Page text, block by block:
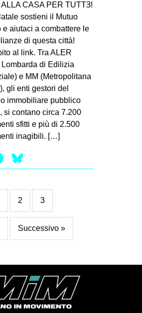
ALLA CASA PER TUTTꞫ!
sostieni il Mutuo
e aiutaci a combattere le
di questa città!
al link. Tra ALER
di Edilizia
e MM (Metropolitana
gli enti gestori del
immobiliare pubblico
si contano circa 7.200
sfitti e più di 2.500
inagibili. […]
Facebook
2 3
Successivo »